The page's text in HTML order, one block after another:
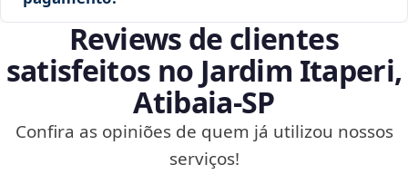
Reviews de clientes
satisfeitos no Jardim Itaperi,
Atibaia‑SP
Confira as opiniões de quem já utilizou nossos
serviços!